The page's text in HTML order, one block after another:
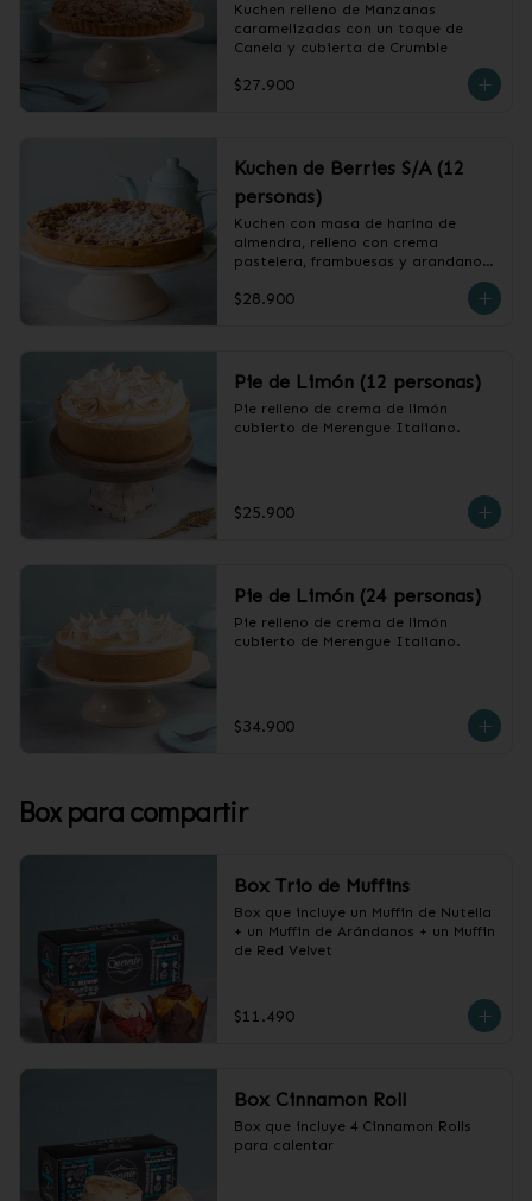
Kuchen relleno de Manzanas
caramelizadas con un toque de
Canela y cubierta de Crumble
$27.900
Kuchen de Berries S/A (12
personas)
Kuchen con masa de harina de
almendra, relleno con crema
pastelera, frambuesas y arandanos,
$28.900
Pie de Limón (12 personas)
Pie relleno de crema de limón
cubierto de Merengue Italiano.
$25.900
Pie de Limón (24 personas)
Pie relleno de crema de limón
cubierto de Merengue Italiano.
$34.900
Box para compartir
Box Trio de Muffins
Box que incluye un Muffin de Nutella
+ un Muffin de Arándanos + un Muffin
de Red Velvet
$11.490
Box Cinnamon Roll
Box que incluye 4 Cinnamon Rolls
para calentar